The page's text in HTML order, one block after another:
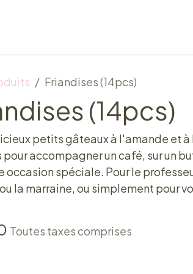
Friandises (14pcs)
(14pcs)
petits gâteaux à l'amande et à
accompagner un café, sur un
occasion spéciale. Pour le
la marraine, ou simplement pour
Toutes taxes comprises